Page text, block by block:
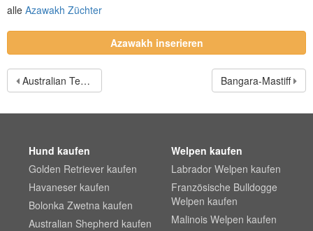
alle Azawakh Züchter
Azawakh inserieren
Australian Terrier Bangara-Mastiff
Hund kaufen
Golden Retriever kaufen
Havaneser kaufen
Bolonka Zwetna kaufen
Australian Shepherd kaufen
Welpen kaufen
Labrador Welpen kaufen
Französische Bulldogge
Welpen kaufen
Malinois Welpen kaufen